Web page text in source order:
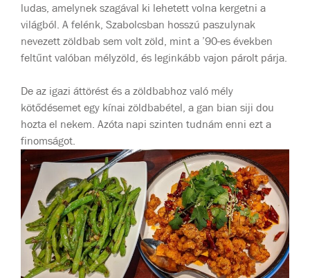
ludas, amelynek szagával ki lehetett volna kergetni a
világból. A felénk, Szabolcsban hosszú paszulynak
nevezett zöldbab sem volt zöld, mint a ’90-es években
feltűnt valóban mélyzöld, és leginkább vajon párolt párja.
De az igazi áttörést és a zöldbabhoz való mély
kötődésemet egy kínai zöldbabétel, a gan bian siji dou
hozta el nekem. Azóta napi szinten tudnám enni ezt a
finomságot.